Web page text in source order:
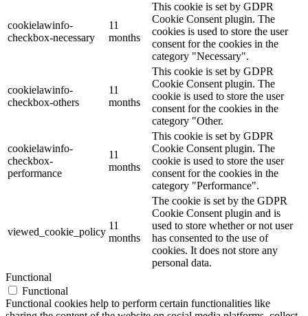
cookielawinfo-
checkbox-necessary
11
months
This cookie is set by GDPR
Cookie Consent plugin. The
cookies is used to store the user
consent for the cookies in the
category "Necessary".
cookielawinfo-
checkbox-others
11
months
This cookie is set by GDPR
Cookie Consent plugin. The
cookie is used to store the user
consent for the cookies in the
category "Other.
cookielawinfo-
checkbox-
performance
11
months
This cookie is set by GDPR
Cookie Consent plugin. The
cookie is used to store the user
consent for the cookies in the
category "Performance".
viewed_cookie_policy
11
months
The cookie is set by the GDPR
Cookie Consent plugin and is
used to store whether or not user
has consented to the use of
cookies. It does not store any
personal data.
Functional
Functional
Functional cookies help to perform certain functionalities like